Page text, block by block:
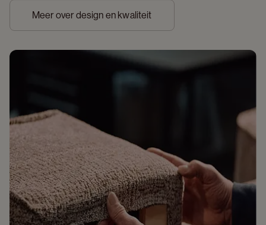
Meer over design en kwaliteit